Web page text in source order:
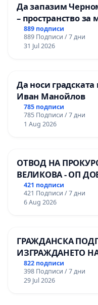
Да запазим
– пространство
889 подписи
889 Подписи / 7 дни
31 Jul 2026
Да носи
Иван Манойлов
785 подписи
785 Подписи / 7 дни
1 Aug 2026
ОТВОД НА
ВЕЛИКОВА - ОП
421 подписи
421 Подписи / 7 дни
6 Aug 2026
ГРАЖДАНСКА
ИЗГРАЖДАНЕТО
НА ТЕРИТОРИЯТА
822 подписи
398 Подписи / 7 дни
29 Jul 2026